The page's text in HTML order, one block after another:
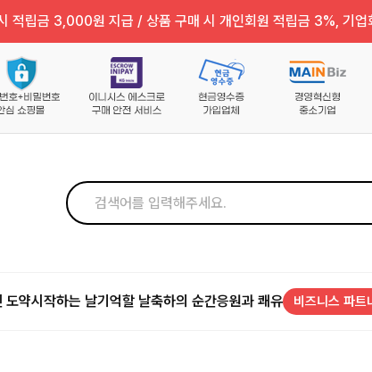
적립금 3,000원 지급 / 상품 구매 시 개인회원 적립금 3%, 기
도약시작하는 날기억할 날축하의 순간응원과 쾌유 비즈니스 파트